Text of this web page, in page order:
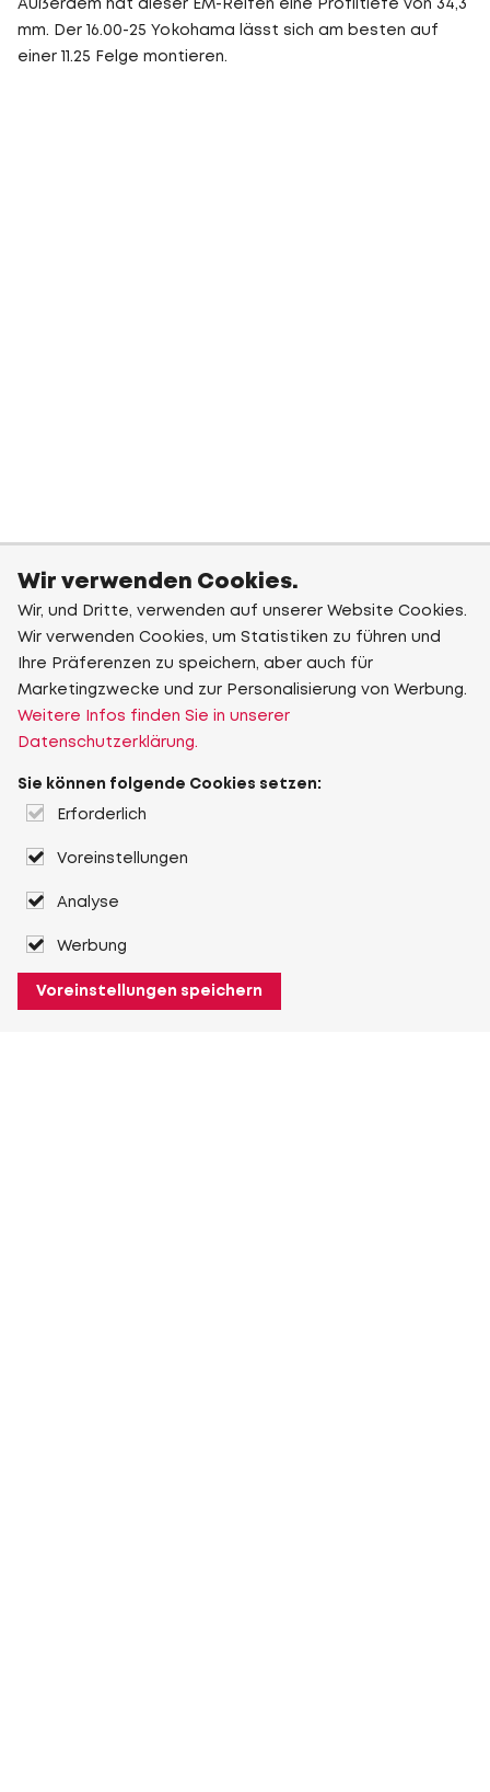
Außerdem hat dieser EM-Reifen eine Profiltiefe von 34,3
mm. Der 16.00-25 Yokohama lässt sich am besten auf
einer 11.25 Felge montieren.
Wir verwenden Cookies.
Wir, und Dritte, verwenden auf unserer Website Cookies.
Wir verwenden Cookies, um Statistiken zu führen und
Ihre Präferenzen zu speichern, aber auch für
Marketingzwecke und zur Personalisierung von Werbung.
Weitere Infos finden Sie in unserer
Datenschutzerklärung.
Sie können folgende Cookies setzen:
Erforderlich
Voreinstellungen
Analyse
Werbung
Voreinstellungen speichern